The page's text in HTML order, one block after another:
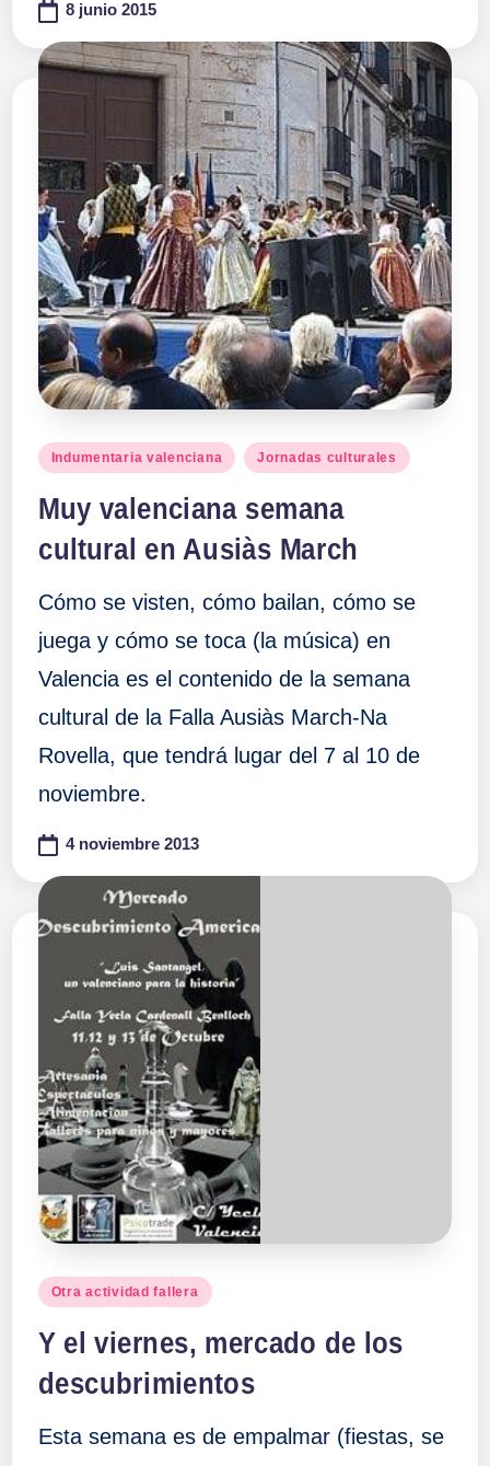
8 junio 2015
Publicado
Indumentaria valenciana Jornadas culturales
Muy valenciana semana
cultural en Ausiàs March
Cómo se visten, cómo bailan, cómo se
juega y cómo se toca (la música) en
Valencia es el contenido de la semana
cultural de la Falla Ausiàs March-Na
Rovella, que tendrá lugar del 7 al 10 de
noviembre.
4 noviembre 2013
Publicado
Otra actividad fallera
Y el viernes, mercado de los
descubrimientos
Esta semana es de empalmar (fiestas, se